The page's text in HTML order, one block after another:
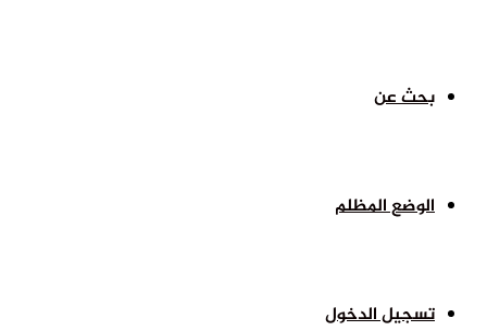
بحث عن
الوضع المظلم
تسجيل الدخول